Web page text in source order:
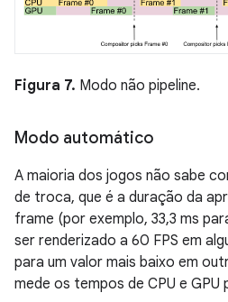
Figura 7. Modo não pipeline.
Modo automático
A maioria dos jogos não sabe
de troca, que é a duração da
frame (por exemplo, 33,3 ms
ser renderizado a 60 FPS em
para um valor mais baixo em
mede os tempos de CPU e